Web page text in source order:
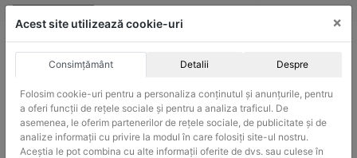
Skip
ACHIZITII PUBLICE
Produsele pot fi achizitionate si in sistemul SEAP / SICAP
Acest site utilizează cookie-uri ×
Consimțământ Detalii Despre
Folosim cookie-uri pentru a personaliza conținutul și anunțurile, pentru
a oferi funcții de rețele sociale și pentru a analiza traficul. De
asemenea, le oferim partenerilor de rețele sociale, de publicitate și de
analize informații cu privire la modul în care folosiți site-ul nostru.
Aceștia le pot combina cu alte informații oferite de dvs. sau culese în